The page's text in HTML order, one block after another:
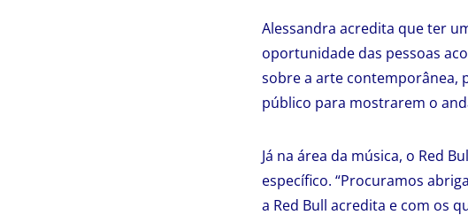
Alessandra acredita que ter
oportunidade das pessoas
sobre a arte contemporânea,
público para mostrarem o
Já na área da música, o Red
específico. “Procuramos
a Red Bull acredita e com os